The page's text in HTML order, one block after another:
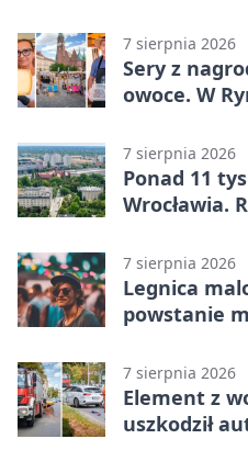
7 sierpnia 2026
Sery z
owoce. W
7 sierpnia 2026
Ponad 11
Wrocławia.
7 sierpnia 2026
Legnica
powstanie
7 sierpnia 2026
Element z
uszkodził